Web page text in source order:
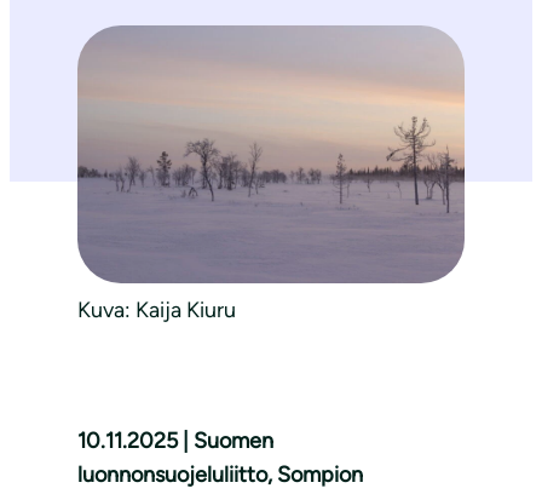
Kuva: Kaija Kiuru
10.11.2025 | Suomen
luonnonsuojeluliitto, Sompion